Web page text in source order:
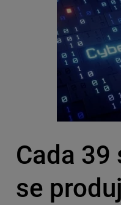
Cada 39
se